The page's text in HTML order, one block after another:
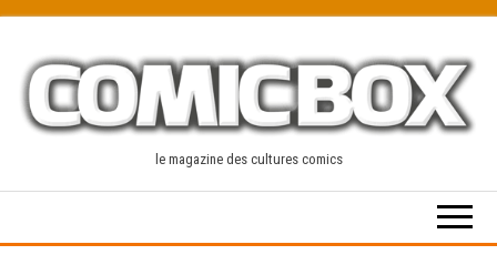
content
le magazine des cultures comics